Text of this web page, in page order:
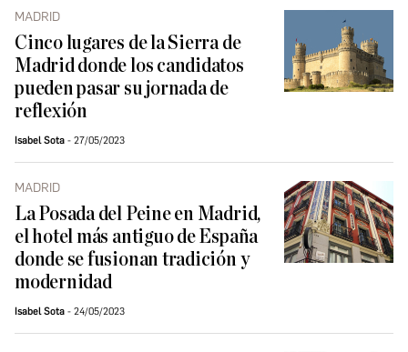
MADRID
Cinco lugares de la Sierra de
Madrid donde los candidatos
pueden pasar su jornada de
reflexión
Isabel Sota 27/05/2023
MADRID
La Posada del Peine en Madrid,
el hotel más antiguo de España
donde se fusionan tradición y
modernidad
Isabel Sota 24/05/2023